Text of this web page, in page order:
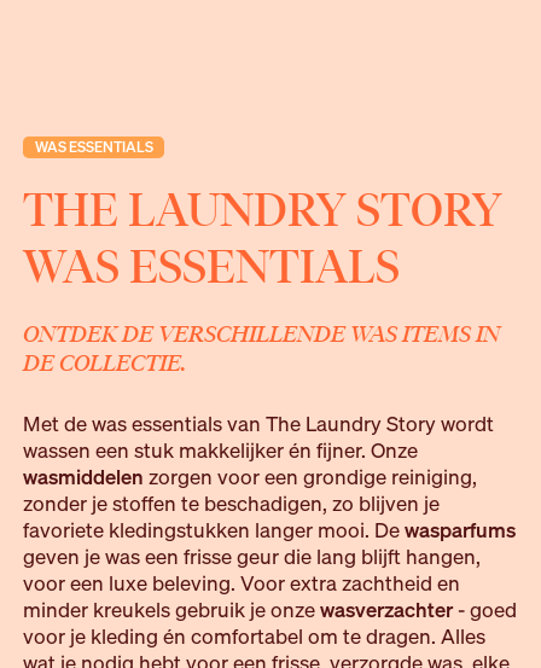
WAS ESSENTIALS
THE LAUNDRY STORY
WAS ESSENTIALS
ONTDEK DE VERSCHILLENDE WAS ITEMS IN
DE COLLECTIE.
Met de was essentials van The Laundry Story wordt
wassen een stuk makkelijker én fijner. Onze
wasmiddelen zorgen voor een grondige reiniging,
zonder je stoffen te beschadigen, zo blijven je
favoriete kledingstukken langer mooi. Dewasparfums
geven je was een frisse geur die lang blijft hangen,
voor een luxe beleving. Voor extra zachtheid en
minder kreukels gebruik je onzewasverzachter- goed
voor je kleding én comfortabel om te dragen. Alles